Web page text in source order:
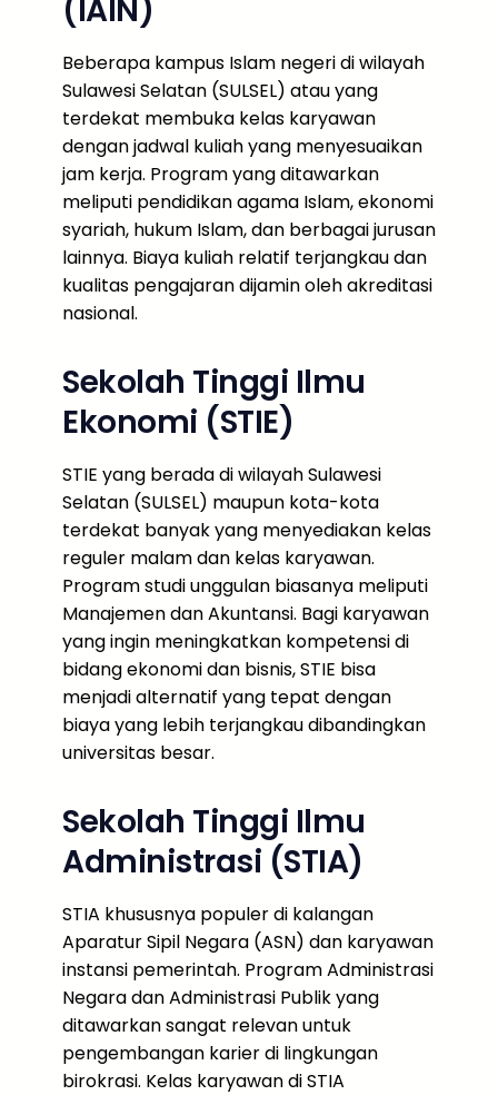
(IAIN)
Beberapa kampus Islam negeri di wilayah
Sulawesi Selatan (SULSEL) atau yang
terdekat membuka kelas karyawan
dengan jadwal kuliah yang menyesuaikan
jam kerja. Program yang ditawarkan
meliputi pendidikan agama Islam, ekonomi
syariah, hukum Islam, dan berbagai jurusan
lainnya. Biaya kuliah relatif terjangkau dan
kualitas pengajaran dijamin oleh akreditasi
nasional.
Sekolah Tinggi Ilmu
Ekonomi (STIE)
STIE yang berada di wilayah Sulawesi
Selatan (SULSEL) maupun kota-kota
terdekat banyak yang menyediakan kelas
reguler malam dan kelas karyawan.
Program studi unggulan biasanya meliputi
Manajemen dan Akuntansi. Bagi karyawan
yang ingin meningkatkan kompetensi di
bidang ekonomi dan bisnis, STIE bisa
menjadi alternatif yang tepat dengan
biaya yang lebih terjangkau dibandingkan
universitas besar.
Sekolah Tinggi Ilmu
Administrasi (STIA)
STIA khususnya populer di kalangan
Aparatur Sipil Negara (ASN) dan karyawan
instansi pemerintah. Program Administrasi
Negara dan Administrasi Publik yang
ditawarkan sangat relevan untuk
pengembangan karier di lingkungan
birokrasi. Kelas karyawan di STIA